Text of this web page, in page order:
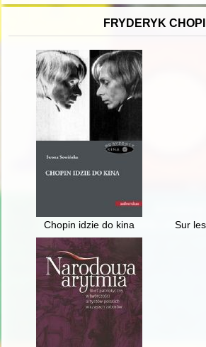
FRYDERYK
Chopin idzie do kina Sur